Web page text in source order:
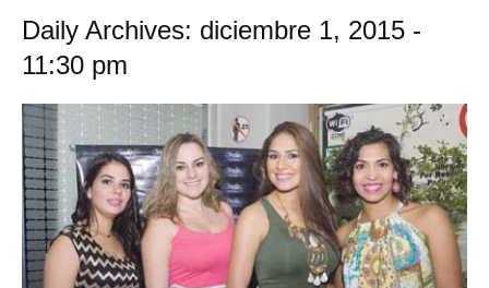
Daily Archives: diciembre 1, 2015 -
11:30 pm